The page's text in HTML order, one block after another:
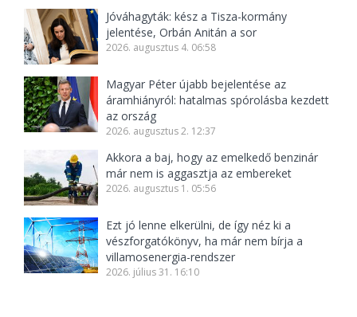
Jóváhagyták: kész a Tisza-kormány
jelentése, Orbán Anitán a sor
2026. augusztus 4. 06:58
Magyar Péter újabb bejelentése az
áramhiányról: hatalmas spórolásba kezdett
az ország
2026. augusztus 2. 12:37
Akkora a baj, hogy az emelkedő benzinár
már nem is aggasztja az embereket
2026. augusztus 1. 05:56
Ezt jó lenne elkerülni, de így néz ki a
vészforgatókönyv, ha már nem bírja a
villamosenergia-rendszer
2026. július 31. 16:10